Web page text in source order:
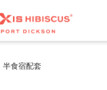
半食宿配套